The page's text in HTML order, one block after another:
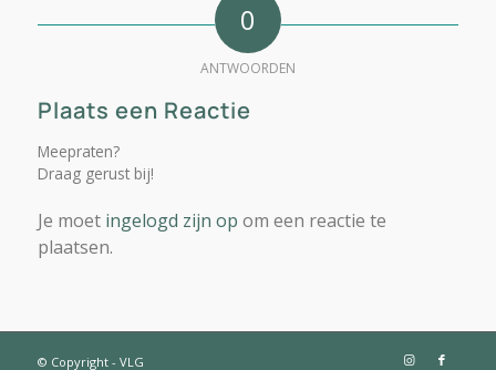
0
ANTWOORDEN
Plaats een Reactie
Meepraten?
Draag gerust bij!
Je moet ingelogd zijn op om een reactie te
plaatsen.
© Copyright - VLG